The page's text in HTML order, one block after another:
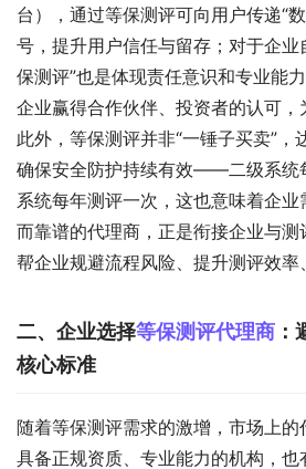
台），通过等保测评可向用户传递“
号，提升用户信任与留存；对于企业
保测评”也是体现责任意识和专业能
企业赢得合作伙伴、投资者的认可，
此外，等保测评并非“一锤子买卖”，
确保安全防护持续有效——二级系统
系统每年测评一次，这也意味着企业
而靠谱的代理商，正是衔接企业与
帮企业规避流程风险、提升测评效率
二、企业选择等保测评代理商
核心标准
随着等保测评需求的激增，市场上
具备正规资质、专业能力的机构，也